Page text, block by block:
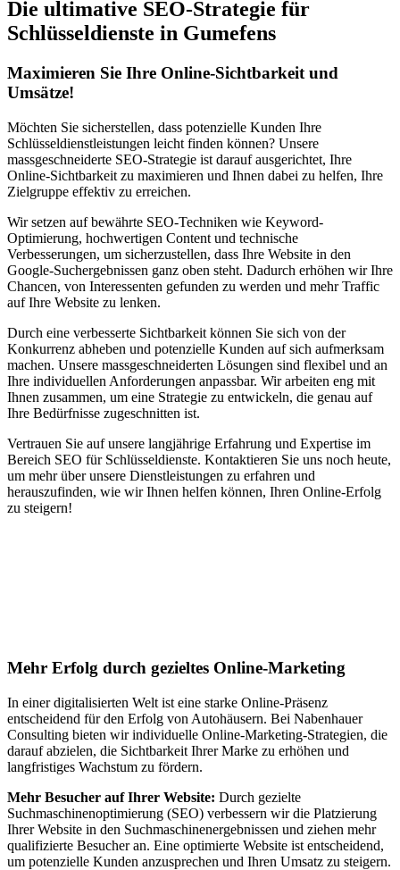
Die ultimative SEO-Strategie für
Schlüsseldienste in Gumefens
Maximieren Sie Ihre Online-Sichtbarkeit und
Umsätze!
Möchten Sie sicherstellen, dass potenzielle Kunden Ihre
Schlüsseldienstleistungen leicht finden können? Unsere
massgeschneiderte SEO-Strategie ist darauf ausgerichtet, Ihre
Online-Sichtbarkeit zu maximieren und Ihnen dabei zu helfen, Ihre
Zielgruppe effektiv zu erreichen.
Wir setzen auf bewährte SEO-Techniken wie Keyword-
Optimierung, hochwertigen Content und technische
Verbesserungen, um sicherzustellen, dass Ihre Website in den
Google-Suchergebnissen ganz oben steht. Dadurch erhöhen wir Ihre
Chancen, von Interessenten gefunden zu werden und mehr Traffic
auf Ihre Website zu lenken.
Durch eine verbesserte Sichtbarkeit können Sie sich von der
Konkurrenz abheben und potenzielle Kunden auf sich aufmerksam
machen. Unsere massgeschneiderten Lösungen sind flexibel und an
Ihre individuellen Anforderungen anpassbar. Wir arbeiten eng mit
Ihnen zusammen, um eine Strategie zu entwickeln, die genau auf
Ihre Bedürfnisse zugeschnitten ist.
Vertrauen Sie auf unsere langjährige Erfahrung und Expertise im
Bereich SEO für Schlüsseldienste. Kontaktieren Sie uns noch heute,
um mehr über unsere Dienstleistungen zu erfahren und
herauszufinden, wie wir Ihnen helfen können, Ihren Online-Erfolg
zu steigern!
Mehr Erfolg durch gezieltes Online-Marketing
In einer digitalisierten Welt ist eine starke Online-Präsenz
entscheidend für den Erfolg von Autohäusern. Bei Nabenhauer
Consulting bieten wir individuelle Online-Marketing-Strategien, die
darauf abzielen, die Sichtbarkeit Ihrer Marke zu erhöhen und
langfristiges Wachstum zu fördern.
Mehr Besucher auf Ihrer Website: Durch gezielte
Suchmaschinenoptimierung (SEO) verbessern wir die Platzierung
Ihrer Website in den Suchmaschinenergebnissen und ziehen mehr
qualifizierte Besucher an. Eine optimierte Website ist entscheidend,
um potenzielle Kunden anzusprechen und Ihren Umsatz zu steigern.